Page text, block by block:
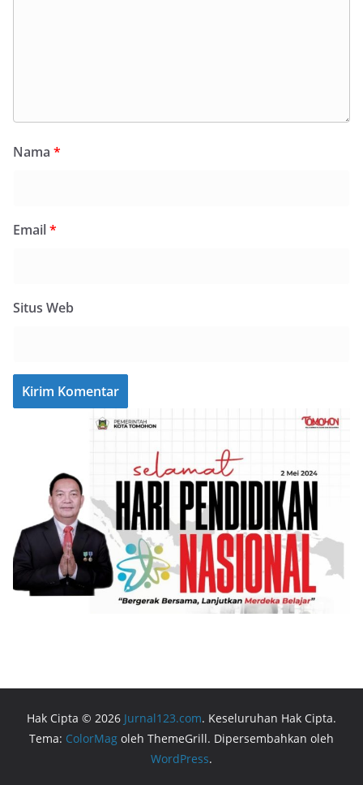
Nama *
Email*
Situs Web
Hak Cipta © 2026 Jurnal123.com. Keseluruhan Hak Cipta.
Tema: ColorMag oleh ThemeGrill. Dipersembahkan oleh
WordPress.